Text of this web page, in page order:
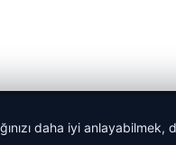
daha iyi